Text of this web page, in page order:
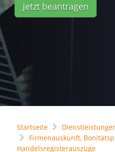
Jetzt beantragen
Startseite
Firmenauskunft,
Handelsregisterauszüge